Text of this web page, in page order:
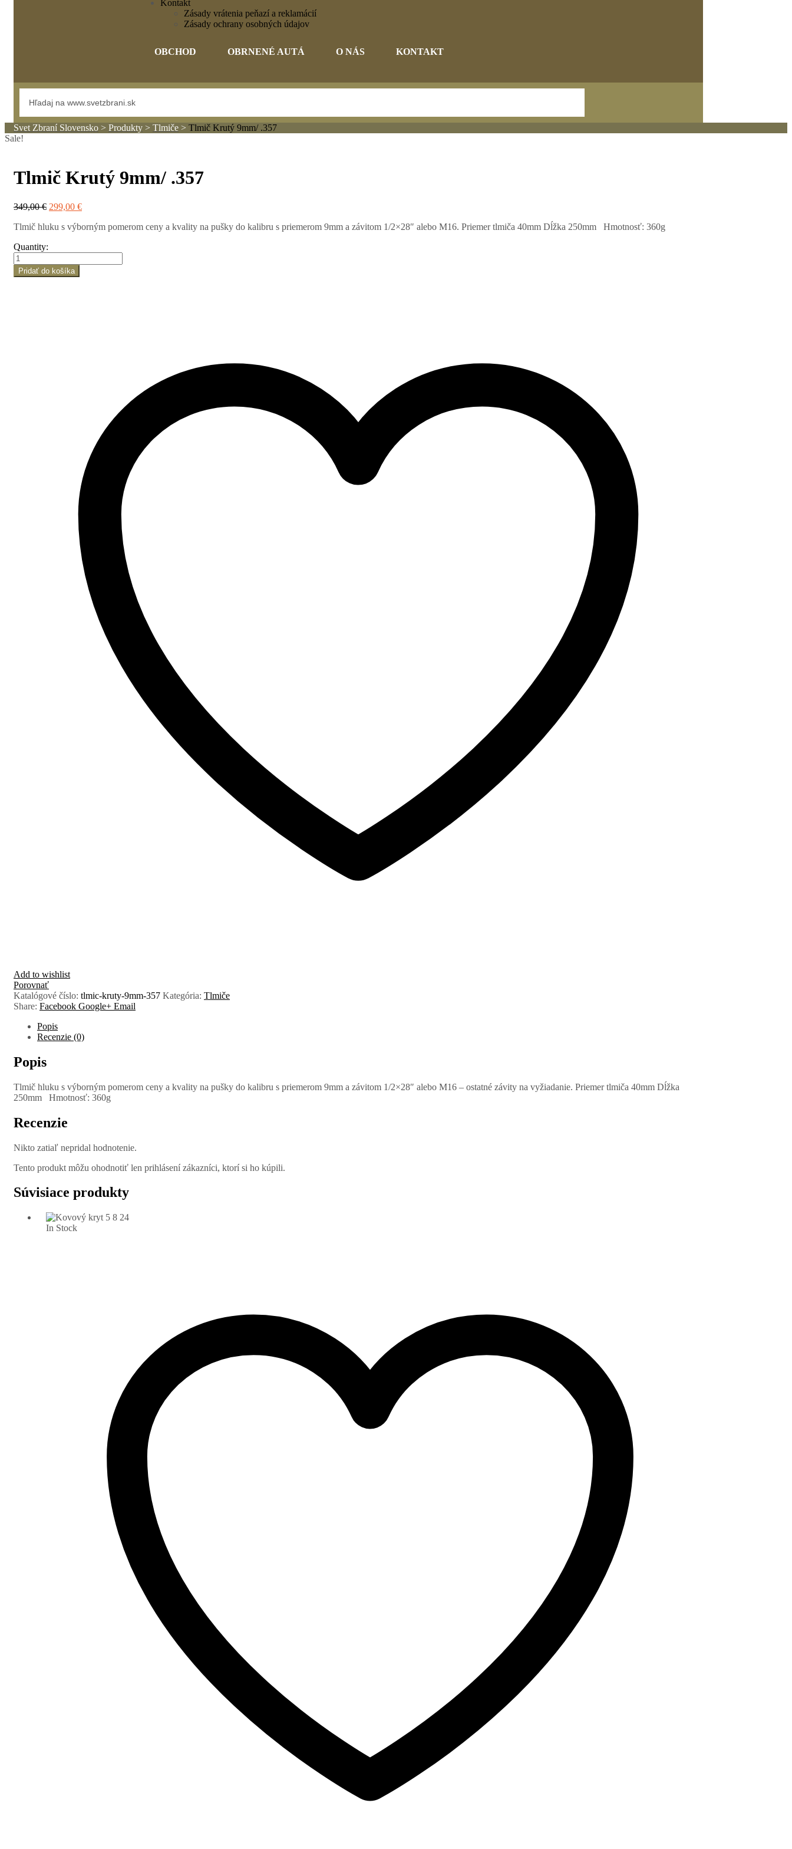
Kontakt
Zásady vrátenia peňazí a reklamácií
Zásady ochrany osobných údajov
OBCHOD OBRNENÉ AUTÁ O NÁS KONTAKT
Svet Zbraní Slovensko > Produkty > Tlmiče > Tlmič Krutý 9mm/ .357
Sale!
Tlmič Krutý 9mm/ .357
349,00€ 299,00 €
Tlmič hluku s výborným pomerom ceny a kvality na pušky do kalibru s priemerom 9mm a závitom 1/2×28″ alebo M16. Priemer tlmiča 40mm Dĺžka 250mm Hmotnosť: 360g
Quantity:
Pridať do košíka
Add to wishlist
Porovnať
Katalógové číslo: tlmic-kruty-9mm-357 Kategória: Tlmiče
Share: Facebook Google+ Email
Popis
Recenzie (0)
Popis
Tlmič hluku s výborným pomerom ceny a kvality na pušky do kalibru s priemerom 9mm a závitom 1/2×28″ alebo M16 – ostatné závity na vyžiadanie. Priemer tlmiča 40mm Dĺžka
250mm Hmotnosť: 360g
Recenzie
Nikto zatiaľ nepridal hodnotenie.
Tento produkt môžu ohodnotiť len prihlásení zákazníci, ktorí si ho kúpili.
Súvisiace produkty
In Stock